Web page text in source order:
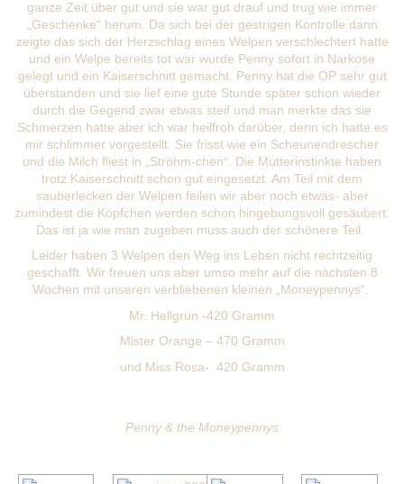
ganze Zeit über gut und sie war gut drauf und trug wie immer
„Geschenke“ herum. Da sich bei der gestrigen Kontrolle dann
zeigte das sich der Herzschlag eines Welpen verschlechtert hatte
und ein Welpe bereits tot war wurde Penny sofort in Narkose
gelegt und ein Kaiserschnitt gemacht. Penny hat die OP sehr gut
überstanden und sie lief eine gute Stunde später schon wieder
durch die Gegend zwar etwas steif und man merkte das sie
Schmerzen hatte aber ich war heilfroh darüber, denn ich hatte es
mir schlimmer vorgestellt. Sie frisst wie ein Scheunendrescher
und die Milch fliest in „Ströhm-chen“. Die Mutterinstinkte haben
trotz Kaiserschnitt schon gut eingesetzt. Am Teil mit dem
sauberlecken der Welpen feilen wir aber noch etwas- aber
zumindest die Köpfchen werden schon hingebungsvoll gesäubert.
Das ist ja wie man zugeben muss auch der schönere Teil.
Leider haben 3 Welpen den Weg ins Leben nicht rechtzeitig
geschafft. Wir freuen uns aber umso mehr auf die nächsten 8
Wochen mit unseren verbliebenen kleinen „Moneypennys“.
Mr. Hellgrün -420 Gramm
Mister Orange – 470 Gramm
und Miss Rosa- 420 Gramm
Penny & the Moneypennys